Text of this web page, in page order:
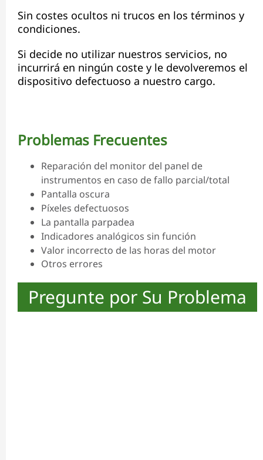
Sin costes ocultos ni trucos en los términos y
condiciones.
Si decide no utilizar nuestros servicios, no
incurrirá en ningún coste y le devolveremos el
dispositivo defectuoso a nuestro cargo.
Problemas Frecuentes
Reparación del monitor del panel de
instrumentos en caso de fallo parcial/total
Pantalla oscura
Píxeles defectuosos
La pantalla parpadea
Indicadores analógicos sin función
Valor incorrecto de las horas del motor
Otros errores
Pregunte por Su Problema